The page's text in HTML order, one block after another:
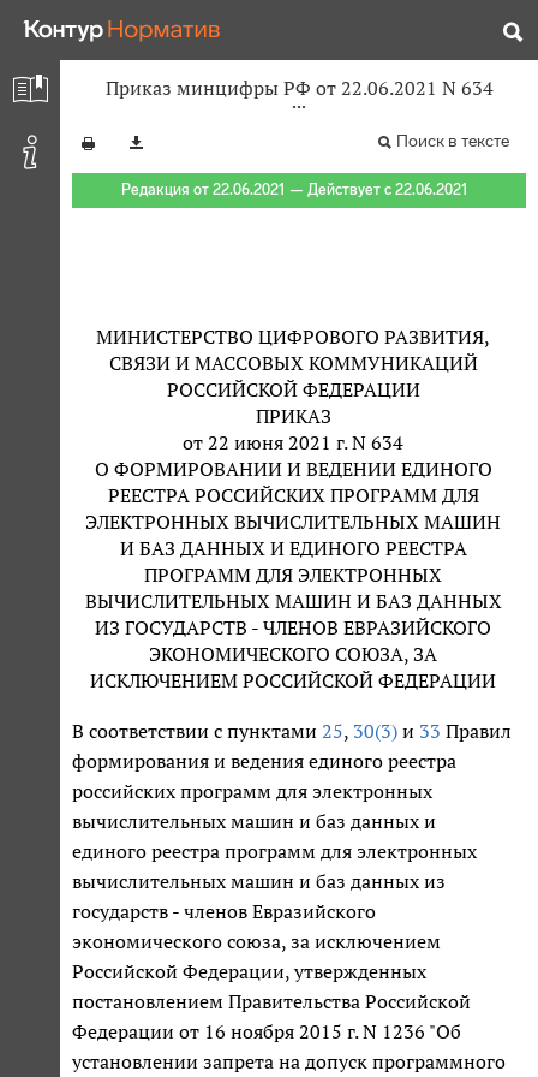
Приказ минцифры РФ от 22.06.2021 N 634
Поиск в тексте
Редакция от 22.06.2021 — Действует с 22.06.2021
МИНИСТЕРСТВО ЦИФРОВОГО РАЗВИТИЯ,
СВЯЗИ И МАССОВЫХ КОММУНИКАЦИЙ
РОССИЙСКОЙ ФЕДЕРАЦИИ
ПРИКАЗ
от 22 июня 2021 г. N 634
О ФОРМИРОВАНИИ И ВЕДЕНИИ ЕДИНОГО
РЕЕСТРА РОССИЙСКИХ ПРОГРАММ ДЛЯ
ЭЛЕКТРОННЫХ ВЫЧИСЛИТЕЛЬНЫХ МАШИН
И БАЗ ДАННЫХ И ЕДИНОГО РЕЕСТРА
ПРОГРАММ ДЛЯ ЭЛЕКТРОННЫХ
ВЫЧИСЛИТЕЛЬНЫХ МАШИН И БАЗ ДАННЫХ
ИЗ ГОСУДАРСТВ - ЧЛЕНОВ ЕВРАЗИЙСКОГО
ЭКОНОМИЧЕСКОГО СОЮЗА, ЗА
ИСКЛЮЧЕНИЕМ РОССИЙСКОЙ ФЕДЕРАЦИИ
В соответствии с пунктами 25, 30(3) и 33 Правил
формирования и ведения единого реестра
российских программ для электронных
вычислительных машин и баз данных и
единого реестра программ для электронных
вычислительных машин и баз данных из
государств - членов Евразийского
экономического союза, за исключением
Российской Федерации, утвержденных
постановлением Правительства Российской
Федерации от 16 ноября 2015 г. N 1236 "Об
установлении запрета на допуск программного